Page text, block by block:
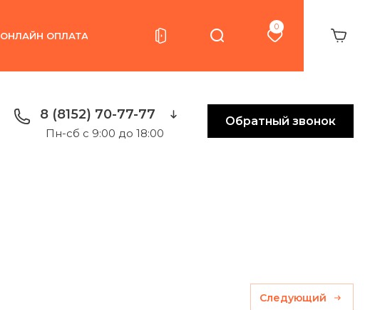
ОНЛАЙН ОПЛАТА
0
8 (8152) 70-77-77
Пн-сб с 9:00 до 18:00
Обратный звонок
Следующий